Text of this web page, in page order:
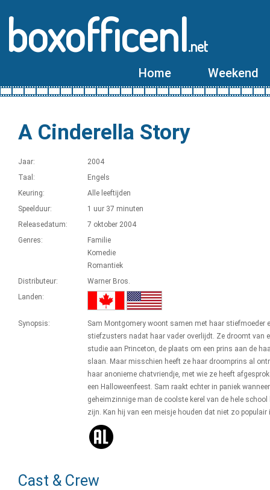
boxofficenl.net
Home Weekend
A Cinderella Story
Jaar:
2004
Taal:
Engels
Keuring:
Alle leeftijden
Speelduur:
1 uur 37 minuten
Releasedatum:
7 oktober 2004
Genres:
Familie
Komedie
Romantiek
Distributeur:
Warner Bros.
Landen:
Synopsis:
Sam Montgomery woont samen met haar stiefmoeder
stiefzusters nadat haar vader overlijdt. Ze droomt van
studie aan Princeton, de plaats om een prins aan de
slaan. Maar misschien heeft ze haar droomprins al
haar anonieme chatvriendje, met wie ze heeft
een Halloweenfeest. Sam raakt echter in paniek
geheimzinnige man de coolste kerel van de hele school
zijn. Kan hij van een meisje houden dat niet zo populair
Cast & Crew